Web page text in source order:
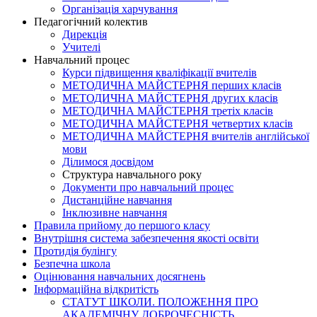
Організація харчування
Педагогічний колектив
Дирекція
Учителі
Навчальний процес
Курси підвищення кваліфікації вчителів
МЕТОДИЧНА МАЙСТЕРНЯ перших класів
МЕТОДИЧНА МАЙСТЕРНЯ других класів
МЕТОДИЧНА МАЙСТЕРНЯ третіх класів
МЕТОДИЧНА МАЙСТЕРНЯ четвертих класів
МЕТОДИЧНА МАЙСТЕРНЯ вчителів англійської
мови
Ділимося досвідом
Структура навчального року
Документи про навчальний процес
Дистанційне навчання
Інклюзивне навчання
Правила прийому до першого класу
Внутрішня система забезпечення якості освіти
Протидія булінгу
Безпечна школа
Оцінювання навчальних досягнень
Інформаційна відкритість
СТАТУТ ШКОЛИ. ПОЛОЖЕННЯ ПРО
АКАДЕМІЧНУ ДОБРОЧЕСНІСТЬ.